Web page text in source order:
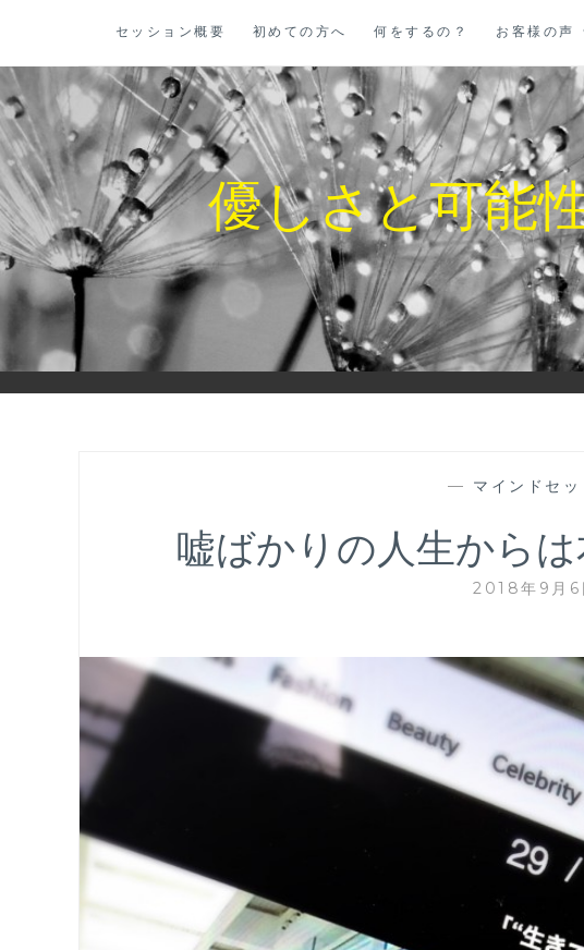
テ
ン
ツ
に
ス
キ
ッ
プ
セッション概要 初めての方へ 何をするの？ お客様の声
優しさと可能
— マインドセッ
嘘ばかりの人生から
2018年9月6